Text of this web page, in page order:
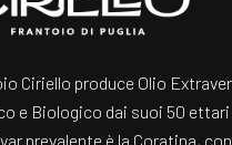
Ciriello produce Olio
e Biologico dai suoi 50
prevalente è la Coratina,